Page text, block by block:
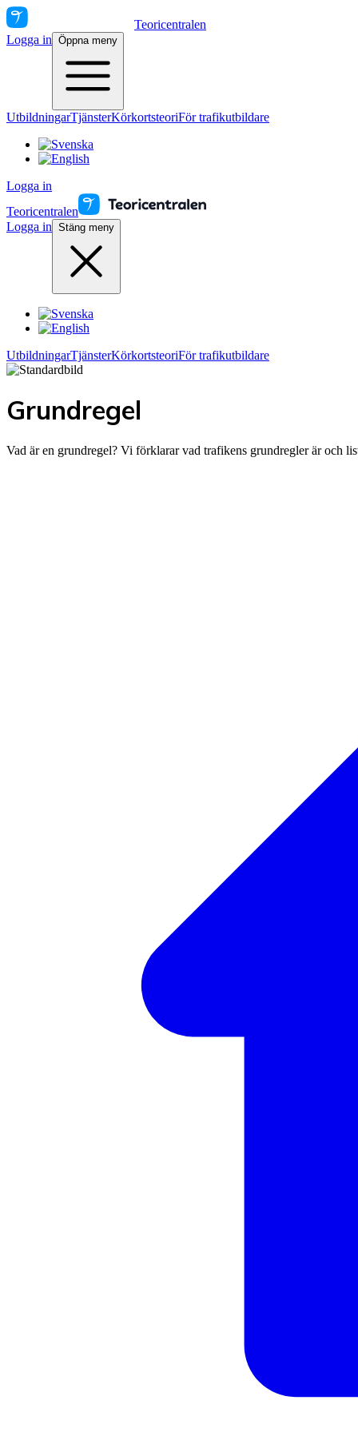
Teoricentralen
Logga in Öppna meny
UtbildningarTjänsterKörkortsteoriFör trafikutbildare
Logga in
Teoricentralen
Logga in Stäng meny
UtbildningarTjänsterKörkortsteoriFör trafikutbildare
Grundregel
Vad är en grundregel? Vi förklarar vad trafikens grundregler är och